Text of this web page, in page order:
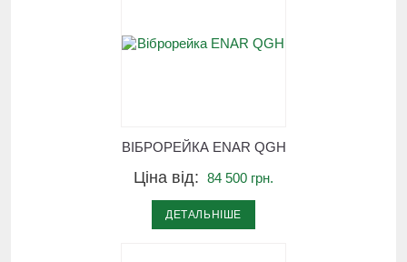
ВІБРОРЕЙКА ENAR QGH
Ціна від: 84 500 грн.
ДЕТАЛЬНІШЕ